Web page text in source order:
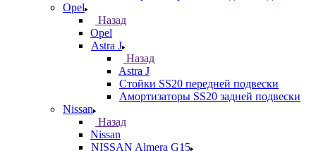
Opel
Назад
Opel
Astra J
Назад
Astra J
Стойки SS20 передней подвески
Амортизаторы SS20 задней подвески
Nissan
Назад
Nissan
NISSAN Almera G15